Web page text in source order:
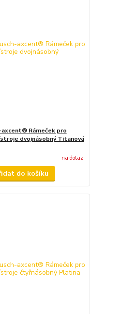
axcent® Rámeček pro
dvojnásobný Titanová
na dotaz
do košíku